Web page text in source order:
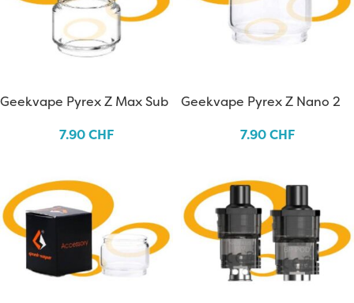
Geekvape Pyrex Z Max Sub
7.90CHF
Geekvape Pyrex Z Nano 2
7.90CHF